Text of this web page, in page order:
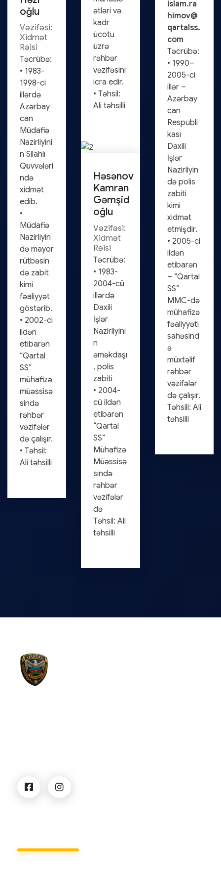
oğlu
Vəzifəsi:
Xidmət
Rəisi
Təcrübə:
• 1983-
1998-ci
illərdə
Azərbay
can
Müdafiə
Nazirliyini
n Silahlı
Qüvvələri
ndə
xidmət
edib.
•
Müdafiə
Nazirliyin
də mayor
rütbəsin
də zabit
kimi
fəaliyyət
göstərib.
• 2002-ci
ildən
etibarən
“Qartal
SS”
mühafizə
müəssisə
sində
rəhbər
vəzifələr
də çalışır.
• Təhsil:
Ali təhsilli
ətləri və
kadr
ücotu
üzrə
rəhbər
vəzifəsini
icra edir.
• Təhsil:
Ali təhsilli
Həsənov
Kamran
Gəmşid
oğlu
Vəzifəsi:
Xidmət
Rəisi
Təcrübə:
• 1983-
2004-cü
illərdə
Daxili
İşlər
Nazirliyini
n
əməkdaşı
, polis
zabiti
• 2004-
cü ildən
etibarən
“Qartal
SS”
Mühafizə
Müəssisə
sində
rəhbər
vəzifələr
də
Təhsil: Ali
təhsilli
islam.ra
himov@
qartalss.
com
Təcrübə:
• 1990–
2005-ci
illər –
Azərbay
can
Respubli
kası
Daxili
İşlər
Nazirliyin
də polis
zabiti
kimi
xidmət
etmişdir.
• 2005-ci
ildən
etibarən
– “Qartal
SS”
MMC-də
mühafizə
fəaliyyəti
sahəsind
ə
müxtəlif
rəhbər
vəzifələr
də çalışır.
Təhsili: Ali
təhsilli